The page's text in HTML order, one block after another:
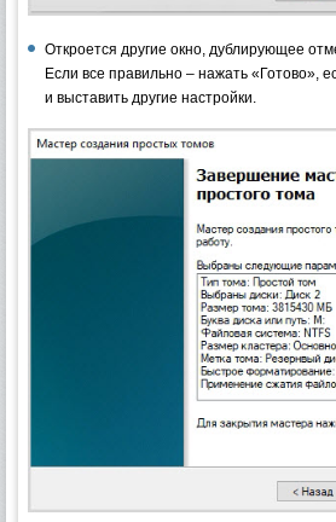
Откроется другие окно, дублирующее
Если все правильно – нажать «Готово»,
и выставить другие настройки.